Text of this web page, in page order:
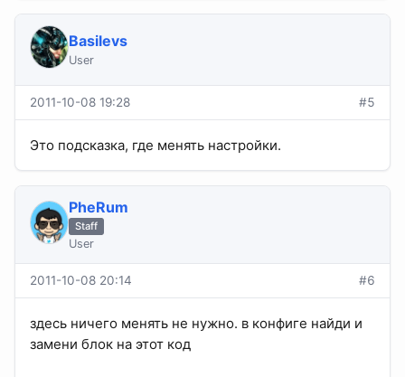
Basilevs
User
2011-10-08 19:28 #5
Это подсказка, где менять настройки.
PheRum
Staff
User
2011-10-08 20:14 #6
здесь ничего менять не нужно. в конфиге найди и
замени блок на этот код